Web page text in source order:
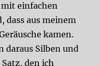
mit einfachen
dass aus meinem
kamen.
daraus Silben und
den ich